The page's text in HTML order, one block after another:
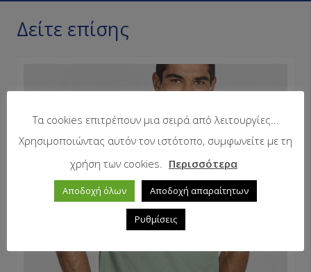
Δείτε επίσης
Τα cookies επιτρέπουν μια σειρά από λειτουργίες...
Χρησιμοποιώντας αυτόν τον ιστότοπο, συμφωνείτε με τη
χρήση των cookies.
Περισσότερα
Αποδοχή όλων Αποδοχή απαραίτητων
Ρυθμίσεις